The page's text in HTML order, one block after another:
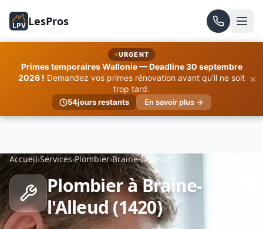
LPV LesPros
URGENT
Primes temporaires Wallonie — Deadline 30 septembre
2026 ! Demandez vos primes rénovation avant qu'il ne soit
trop tard.
54jours restants En savoir plus →
×
Accueil›Services›Plombier›Braine-l'Alleud
Plombier à Braine-
l'Alleud (1420)